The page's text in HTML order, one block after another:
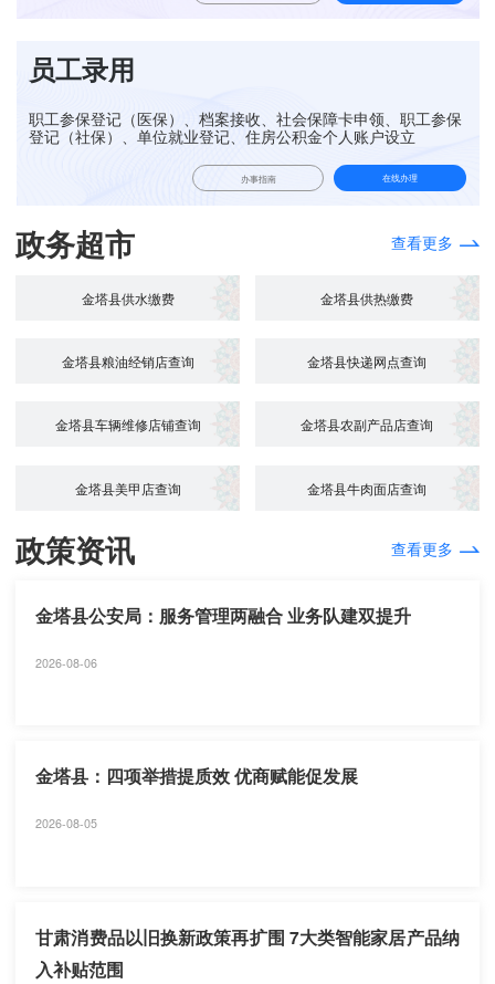
员工录用
职工参保登记（医保）、档案接收、社会保障卡申领、职工参保
登记（社保）、单位就业登记、住房公积金个人账户设立
办事指南 在线办理
政务超市 查看更多
金塔县供水缴费 金塔县供热缴费
金塔县粮油经销店查询 金塔县快递网点查询
金塔县车辆维修店铺查询 金塔县农副产品店查询
金塔县美甲店查询 金塔县牛肉面店查询
政策资讯 查看更多
金塔县公安局：服务管理两融合 业务队建双提升
2026-08-06
金塔县：四项举措提质效 优商赋能促发展
2026-08-05
甘肃消费品以旧换新政策再扩围 7大类智能家居产品纳
入补贴范围